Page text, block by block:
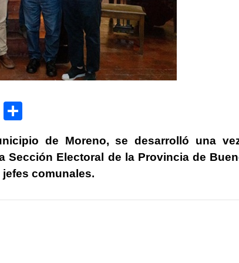
P
m
p
tir
de Moreno, se desarrolló una
Sección Electoral de la Provincia de
comunales.